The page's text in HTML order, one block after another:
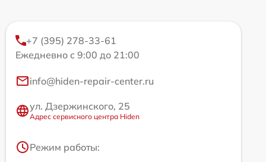
+7 (395) 278-33-61
Ежедневно с 9:00 до 21:00
info@hiden-repair-center.ru
ул. Дзержинского, 25
Адрес сервисного центра Hiden
Режим работы: